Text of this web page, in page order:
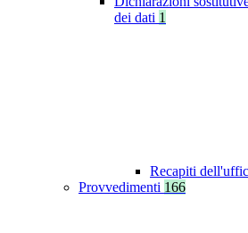
dei dati 1
Recapiti
Provvedimenti 166